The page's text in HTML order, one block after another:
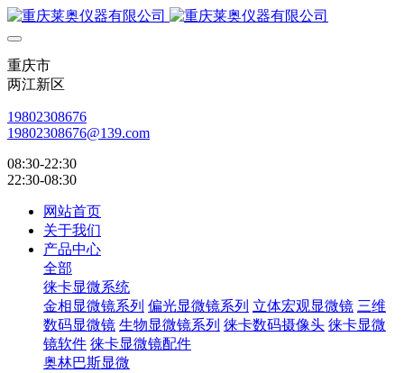
重庆市
两江新区
19802308676
19802308676@139.com
08:30-22:30
22:30-08:30
网站首页
关于我们
产品中心
全部
徕卡显微系统
金相显微镜系列 偏光显微镜系列 立体宏观显微镜 三维
数码显微镜 生物显微镜系列 徕卡数码摄像头 徕卡显微
镜软件 徕卡显微镜配件
奥林巴斯显微